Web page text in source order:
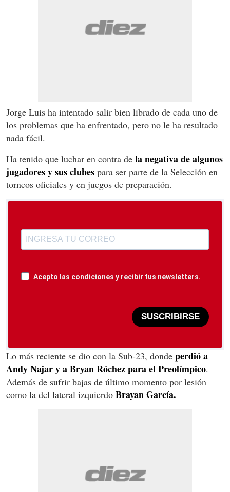
Jorge Luis ha intentado salir bien librado de cada uno de
los problemas que ha enfrentado, pero no le ha resultado
nada fácil.
Ha tenido que luchar en contra de la negativa de algunos
jugadores y sus clubes para ser parte de la Selección en
torneos oficiales y en juegos de preparación.
Acepto las condiciones y recibir tus newsletters.
SUSCRIBIRSE
Lo más reciente se dio con la Sub-23, donde perdió a
Andy Najar y a Bryan Róchez para el Preolímpico.
Además de sufrir bajas de último momento por lesión
como la del lateral izquierdo Brayan García.